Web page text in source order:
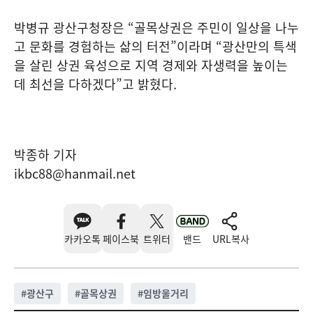
박병규 광산구청장은 “골목상권은 주민이 일상을 나누
고 문화를 경험하는 삶의 터전”이라며 “광산만의 특색
을 살린 상권 육성으로 지역 경제와 자생력을 높이는
데 최선을 다하겠다”고 밝혔다.
박종하 기자
ikbc88@hanmail.net
카카오톡 페이스북 트위터 밴드 URL복사
#광산구 #골목상권 #임방울거리